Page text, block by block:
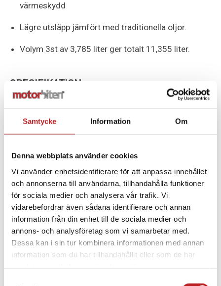
Samtycke Information Om
Denna webbplats använder cookies
Vi använder enhetsidentifierare för att anpassa innehållet
och annonserna till användarna, tillhandahålla funktioner
för sociala medier och analysera vår trafik. Vi
vidarebefordrar även sådana identifierare och annan
information från din enhet till de sociala medier och
annons- och analysföretag som vi samarbetar med.
Dessa kan i sin tur kombinera informationen med annan
information som du har tillhandahållit eller som de har
värmeskydd
Lägre utsläpp jämfört med traditionella oljor.
Volym 3st av 3,785 liter ger totalt 11,355 liter.
SPECIFIKATION
ALTERNATIV